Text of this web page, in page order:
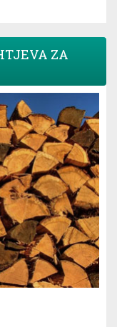
ZA